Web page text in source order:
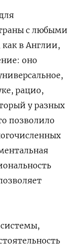
с любыми
в Англии,
оно
рацио,
у разных
позволило